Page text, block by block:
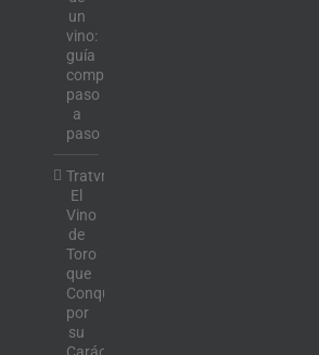
un
vino:
guía
completa
paso
a
paso
Tratvm:
El
Vino
de
Toro
que
Conquista
por
su